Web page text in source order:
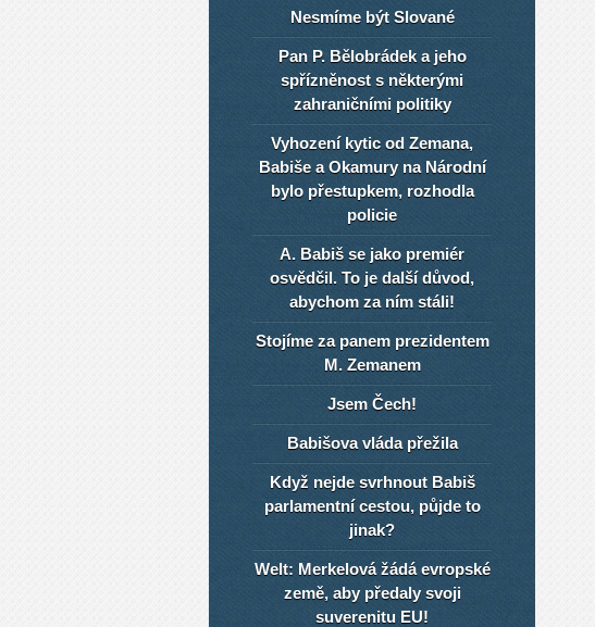
Nesmíme být Slované
Pan P. Bělobrádek a jeho
spřízněnost s některými
zahraničními politiky
Vyhození kytic od Zemana,
Babiše a Okamury na Národní
bylo přestupkem, rozhodla
policie
A. Babiš se jako premiér
osvědčil. To je další důvod,
abychom za ním stáli!
Stojíme za panem prezidentem
M. Zemanem
Jsem Čech!
Babišova vláda přežila
Když nejde svrhnout Babiš
parlamentní cestou, půjde to
jinak?
Welt: Merkelová žádá evropské
země, aby předaly svoji
suverenitu EU!